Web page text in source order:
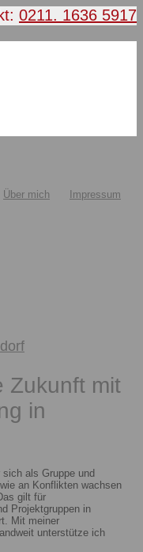
0211. 1636 5917
Über mich Impressum
Zukunft mit
in
als Gruppe und
an Konflikten wachsen
gilt für
Projektgruppen in
Mit meiner
unterstütze ich